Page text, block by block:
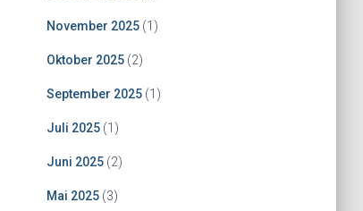
November 2025(1)
Oktober 2025(2)
September 2025(1)
Juli 2025(1)
Juni 2025(2)
Mai 2025(3)